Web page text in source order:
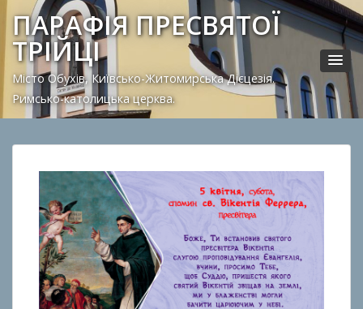
ПАРАФІЯ ПРЕСВЯТОЇ
ТРІЙЦІ
Місто Обухів, Київсько-Житомирська Дієцезія.
Римсько-католицька церква.